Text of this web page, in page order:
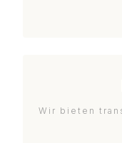
Wir bieten